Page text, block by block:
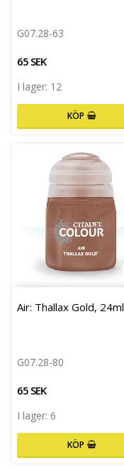
G07.28-63
65 SEK
I lager: 12
KÖP
Air: Thallax Gold, 24ml
G07.28-80
65 SEK
I lager: 6
KÖP